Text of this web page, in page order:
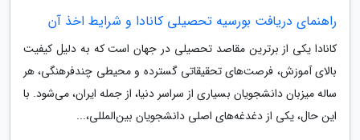
راهنمای دریافت بورسیه تحصیلی کانادا و شرایط اخذ آن
کانادا یکی از برترین مقاصد تحصیلی در جهان است که به دلیل کیفیت
بالای آموزش، فرصت‌های تحقیقاتی گسترده و محیطی چندفرهنگی، هر
ساله میزبان دانشجویان بسیاری از سراسر دنیا، از جمله ایران، می‌شود. با
این حال، یکی از دغدغه‌های اصلی دانشجویان بین‌المللی،...